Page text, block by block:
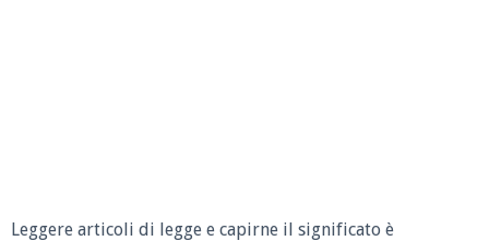
Leggere articoli di legge e capirne il significato è